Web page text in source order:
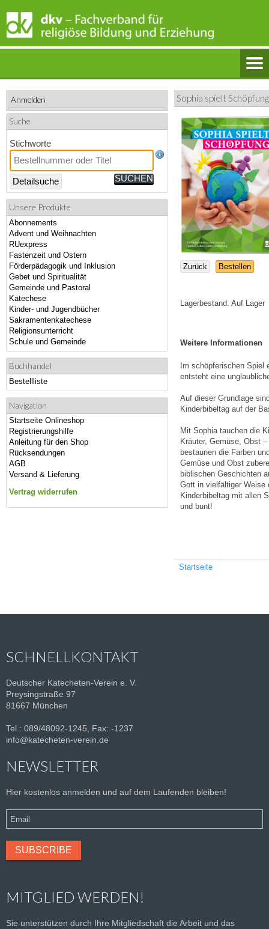
Anmelden
Suche
Stichworte
Detailsuche
Unsere Produkte
Abonnements
Advent und Weihnachten
RUexpress
Fastenzeit und Ostern
Förderpädagogik und Inklusion
Gebet und Spiritualität
Gemeinde und Pastoral
Katechese
Kinder- und Jugendbücher
Sakramentenkatechese
Religionsunterricht
Schule und Gemeinde
Buchhandel
Bestellliste
Navigation
Startseite Onlineshop
Registrierungshilfe
Anleitung für den Shop
Rücksendungen
AGB
Versand & Lieferung
Vertrag widerrufen
Sophia spielt
Zurück Bestellen
Lagerbestand: Auf Lager
Weitere Informationen
Im schöpferischen
entsteht eine
Auf dieser Grundlage
Kinderbibeltag auf der
Mit Sophia tauchen die
Kräuter, Gemüse, Obst
bestaunen die Farben
Gemüse und Obst
biblischen Geschichten
Gott in vielfältiger Weise
Kinderbibeltag mit allen
und bunt!
Startseite
SCHNELLKONTAKT
Deutscher Katecheten-Verein e. V.
Preysingstraße 97
81667 München
Tel.: 089/48092-1245, Fax: -1237
info@katecheten-verein.de
NEWSLETTER
Hier kostenlos anmelden und auf dem Laufenden bleiben!
MITGLIED WERDEN!
Sie unterstützen durch Ihre Mitgliedschaft die Arbeit und das